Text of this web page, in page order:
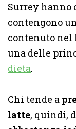
Surrey hanno
contengono
contenuto nel
una delle
dieta.
Chi tende a
latte, quindi,